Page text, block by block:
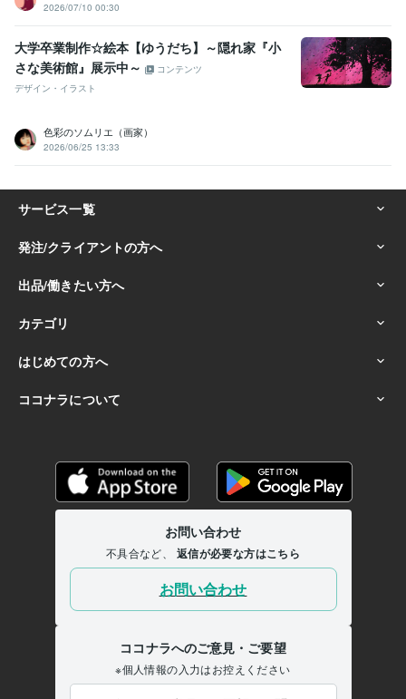
2026/07/10 00:30
大学卒業制作☆絵本【ゆうだち】～隠れ家『小
さな美術館』展示中～
コンテンツ
デザイン・イラスト
色彩のソムリエ（画家）
2026/06/25 13:33